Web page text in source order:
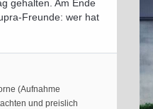
gehalten. Am Ende
Freunde: wer hat
(Aufnahme
und preislich